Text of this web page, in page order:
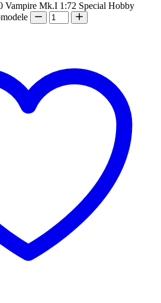
Vampire Mk.I 1:72 Special Hobby